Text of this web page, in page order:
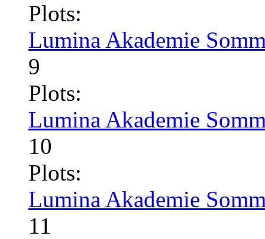
Plots:
Lumina Akademie
9
Plots:
Lumina Akademie
10
Plots:
Lumina Akademie
11